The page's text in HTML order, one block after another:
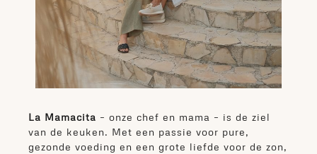
La Mamacita – onze chef en mama – is de ziel
van de keuken. Met een passie voor pure,
gezonde voeding en een grote liefde voor de zon,